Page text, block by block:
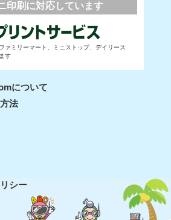
印刷に対応しています
ァミリーマート、ミニストップ、デイリース
す
について
法
シー